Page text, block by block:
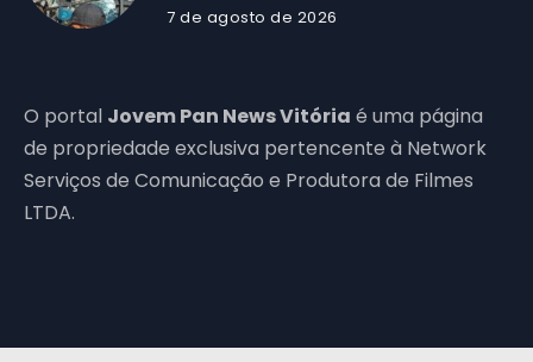
7 de agosto de 2026
O portal Jovem Pan News Vitória é uma página
de propriedade exclusiva pertencente à Network
Serviços de Comunicação e Produtora de Filmes
LTDA.